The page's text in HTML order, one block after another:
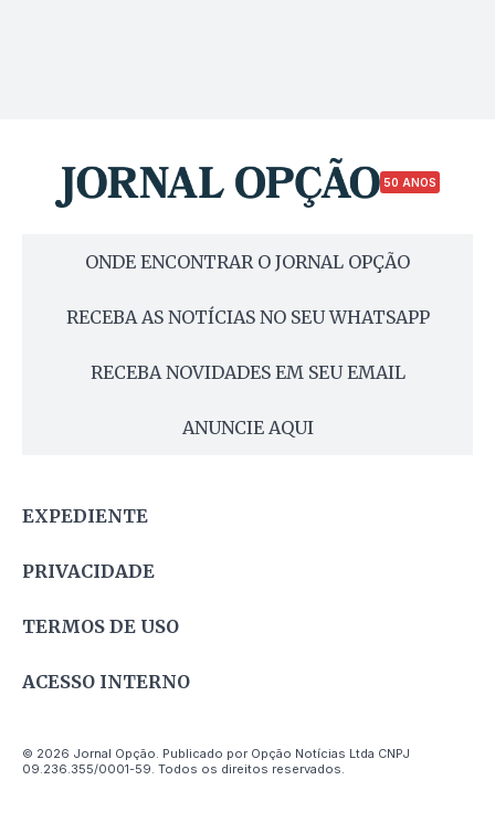
50 ANOS
ONDE ENCONTRAR O JORNAL OPÇÃO
RECEBA AS NOTÍCIAS NO SEU WHATSAPP
RECEBA NOVIDADES EM SEU EMAIL
ANUNCIE AQUI
EXPEDIENTE
PRIVACIDADE
TERMOS DE USO
ACESSO INTERNO
© 2026 Jornal Opção. Publicado por Opção Notícias Ltda CNPJ
09.236.355/0001-59. Todos os direitos reservados.